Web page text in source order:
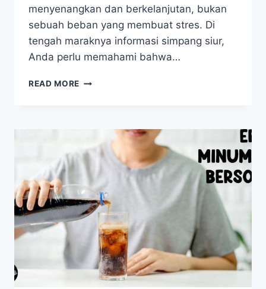
menyenangkan dan berkelanjutan, bukan
sebuah beban yang membuat stres. Di
tengah maraknya informasi simpang siur,
Anda perlu memahami bahwa…
READ MORE TUBUH
MELANGSINGKAN
BADAN
TANPA
SIKSA